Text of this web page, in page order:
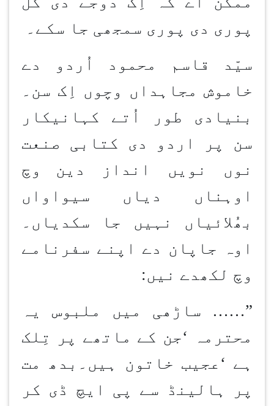
پوری دی پوری سمجھی جا سکے۔
سیّد قاسم محمود اُردو دے
خاموش مجاہداں وچوں اِک سن۔
بنیادی طور اُتے کہانیکار
سن پر اردو دی کتابی صنعت
نوں نویں انداز دین
وچ
اوہناں دیاں سیواواں
بھُلائیاں نہیں جا سکدیاں۔
اوہ جاپان دے اپنے سفرنامے
وچ لکھدے نیں:
”…… ساڑھی میں ملبوس یہ
محترمہ
‘جن کے ماتھے پر تِلک
ہے ‘ عجیب خاتون ہیں۔بدھ مت
پر ہالینڈ سے پی ایچ ڈی کر